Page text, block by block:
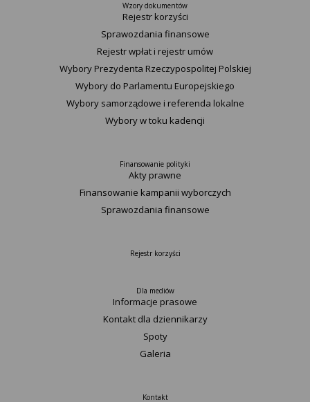
Wzory dokumentów
Rejestr korzyści
Sprawozdania finansowe
Rejestr wpłat i rejestr umów
Wybory Prezydenta Rzeczypospolitej Polskiej
Wybory do Parlamentu Europejskiego
Wybory samorządowe i referenda lokalne
Wybory w toku kadencji
Finansowanie polityki
Akty prawne
Finansowanie kampanii wyborczych
Sprawozdania finansowe
Rejestr korzyści
Dla mediów
Informacje prasowe
Kontakt dla dziennikarzy
Spoty
Galeria
Kontakt